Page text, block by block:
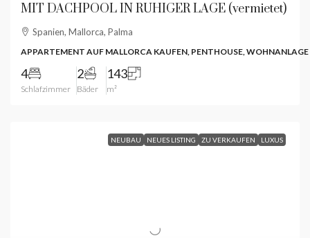
MIT DACHPOOL IN RUHIGER LAGE (vermietet)
Spanien, Mallorca, Palma
APPARTEMENT AUF MALLORCA KAUFEN, PENTHOUSE, WOHNANLAGE
4
Schlafzimmer
2
Bäder
143
m²
NEUBAU NEUES LISTING ZU VERKAUFEN LUXUS